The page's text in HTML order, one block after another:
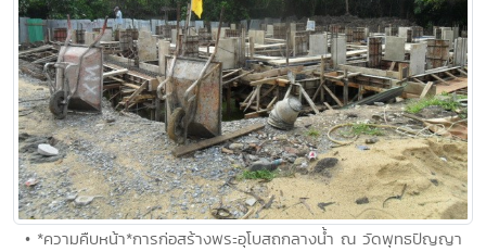
• *ความคืบหน้า*การก่อสร้างพระอุโบสถกลางน้ำ ณ วัดพุทธปัญญา